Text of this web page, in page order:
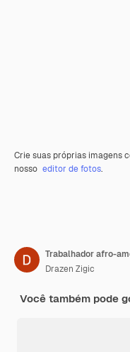
Crie suas próprias imagens
nosso editor de fotos.
Drazen Zigic
Você também pode